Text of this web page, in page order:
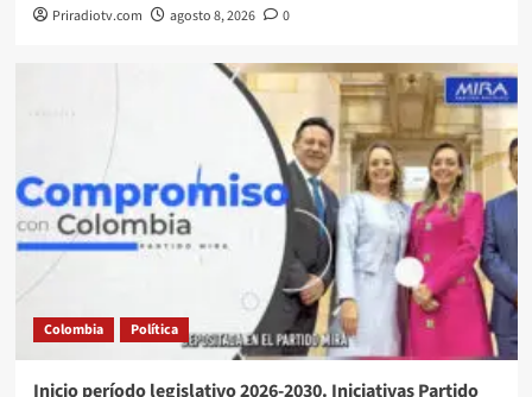
Priradiotv.com agosto 8, 2026 0
Colombia Política
Inicio período legislativo 2026-2030. Iniciativas Partido